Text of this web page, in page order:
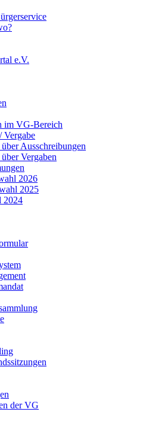
e.V.
im VG-Bereich
Vergabe
Ausschreibungen
Vergaben
2026
2025
2024
der VG